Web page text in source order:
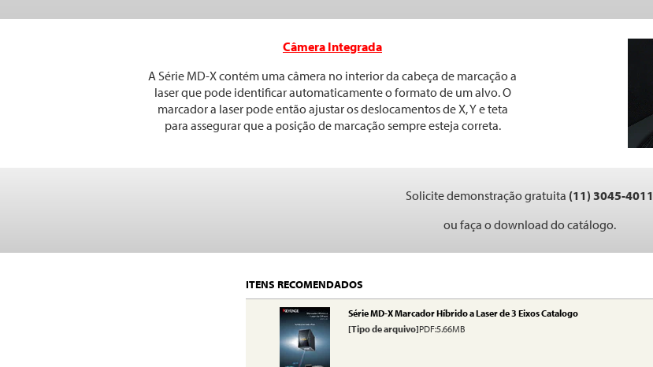
Câmera Integrada
A Série MD-X contém uma câmera no interior da cabeça de marcação a
laser que pode identificar automaticamente o formato de um alvo. O
marcador a laser pode então ajustar os deslocamentos de X, Y e teta
para assegurar que a posição de marcação sempre esteja correta.
Solicite demonstração gratuita (11) 3045-4011
ou faça o download do catálogo.
ITENS RECOMENDADOS
Série MD-X Marcador Híbrido a Laser de 3 Eixos Catalogo
[Tipo de arquivo]PDF:5.66MB